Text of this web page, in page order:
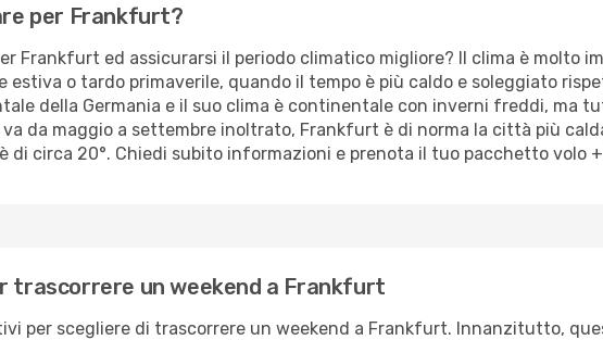
per Frankfurt?
Frankfurt ed assicurarsi il periodo climatico migliore? Il clima è molto
estiva o tardo primaverile, quando il tempo è più caldo e soleggiato
della Germania e il suo clima è continentale con inverni freddi, ma
da maggio a settembre inoltrato, Frankfurt è di norma la città più
di circa 20°. Chiedi subito informazioni e prenota il tuo pacchetto volo
trascorrere un weekend a Frankfurt
per scegliere di trascorrere un weekend a Frankfurt. Innanzitutto,